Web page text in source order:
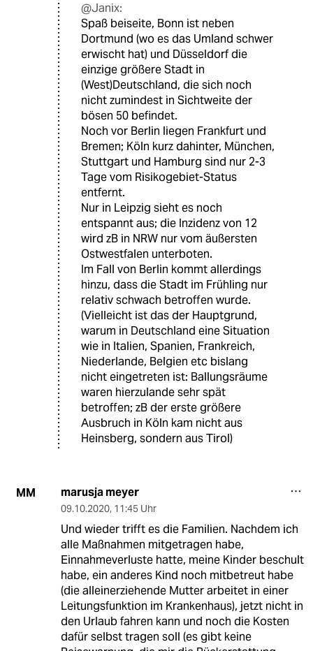
@Janix:
Spaß beiseite, Bonn ist neben
Dortmund (wo es das Umland schwer
erwischt hat) und Düsseldorf die
einzige größere Stadt in
(West)Deutschland, die sich noch
nicht zumindest in Sichtweite der
bösen 50 befindet.
Noch vor Berlin liegen Frankfurt und
Bremen; Köln kurz dahinter, München,
Stuttgart und Hamburg sind nur 2-3
Tage vom Risikogebiet-Status
entfernt.
Nur in Leipzig sieht es noch
entspannt aus; die Inzidenz von 12
wird zB in NRW nur vom äußersten
Ostwestfalen unterboten.
Im Fall von Berlin kommt allerdings
hinzu, dass die Stadt im Frühling nur
relativ schwach betroffen wurde.
(Vielleicht ist das der Hauptgrund,
warum in Deutschland eine Situation
wie in Italien, Spanien, Frankreich,
Niederlande, Belgien etc bislang
nicht eingetreten ist: Ballungsräume
waren hierzulande sehr spät
betroffen; zB der erste größere
Ausbruch in Köln kam nicht aus
Heinsberg, sondern aus Tirol)
MM marusja meyer
09.10.2020, 11:45 Uhr
Und wieder trifft es die Familien. Nachdem ich
alle Maßnahmen mitgetragen habe,
Einnahmeverluste hatte, meine Kinder beschult
habe, ein anderes Kind noch mitbetreut habe
(die alleinerziehende Mutter arbeitet in einer
Leitungsfunktion im Krankenhaus), jetzt nicht in
den Urlaub fahren kann und noch die Kosten
dafür selbst tragen soll (es gibt keine